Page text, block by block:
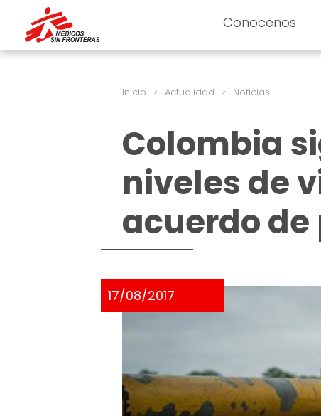
Conocenos
Inicio > Actualidad > Noticias
Colombia
niveles de
acuerdo de
17/08/2017